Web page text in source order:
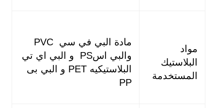
مواد
البلاستيك
المستخدمة
مادة البي في سي PVC
والبي اسPS و البي اي تي
البلاستيكيه PET و البي بى
PP